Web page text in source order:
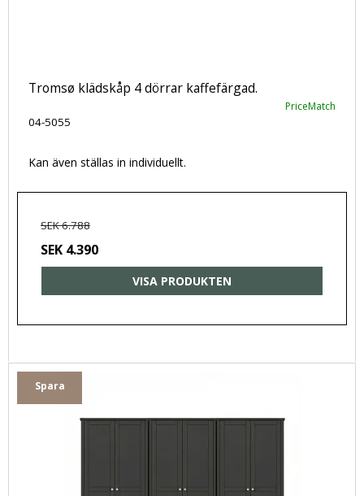
Tromsø klädskåp 4 dörrar kaffefärgad.
PriceMatch
04-5055
Kan även ställas in individuellt.
SEK 6.788
SEK 4.390
VISA PRODUKTEN
Spara